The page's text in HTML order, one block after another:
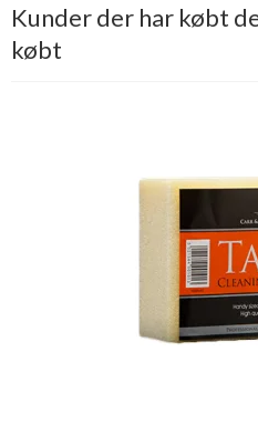
Kunder der har købt
købt